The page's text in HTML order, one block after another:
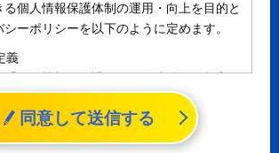
個人情報保護体制の運用・向上を目的と
シーポリシーを以下のように定めます。
義
「個人情報の保護に関する法律」に規定さ
人に関する情報であって、氏名、生年月日
により特定の個人を識別することができる
情報）を指します。
同意して送信する